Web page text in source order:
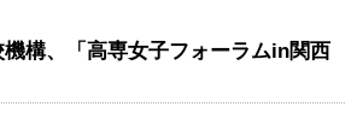
機構、「高専女子フォーラムin関西